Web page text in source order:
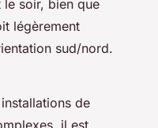
le soir, bien que
légèrement
sud/nord.
de
il est